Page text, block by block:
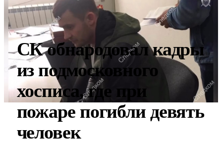
СК обнародовал кадры
из подмосковного
хосписа, где при
пожаре погибли девять
человек